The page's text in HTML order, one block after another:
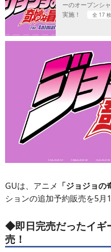
ーのオープンシ
実施！
全 17 枚
GUは、アニメ 「ジョジョの
ションの追加予約販売を5月
◆即日完売だったイギ
売！